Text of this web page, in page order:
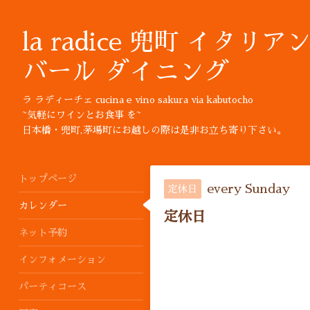
la radice 兜町 イタリア
バール ダイニング
ラ ラディーチェ cucina e vino sakura via kabutocho
~気軽にワインとお食事 を~
日本橋・兜町,茅場町にお越しの際は是非お立ち寄り下さい。
定休日 every Sunday
定休日
トップページ
カレンダー
ネット予約
インフォメーション
パーティコース